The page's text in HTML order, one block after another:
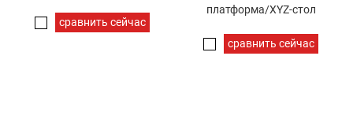
сравнить сейчас
платформа/XYZ-стол
сравнить сейчас